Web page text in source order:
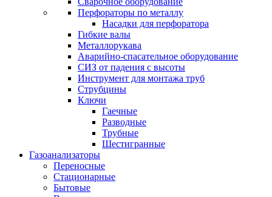
Перфораторы по металлу
Насадки для перфоратора
Гибкие валы
Металлорукава
Аварийно-спасательное оборудование
СИЗ от падения с высоты
Инструмент для монтажа труб
Струбцины
Ключи
Гаечные
Разводные
Трубные
Шестигранные
Газоанализаторы
Переносные
Стационарные
Бытовые